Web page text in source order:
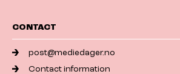
CONTACT
post@mediedager.no
Contact information